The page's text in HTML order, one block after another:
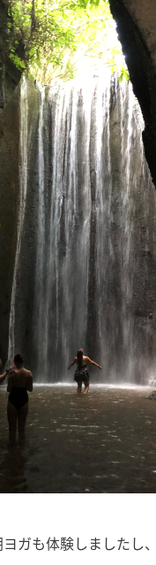
ガも体験しました